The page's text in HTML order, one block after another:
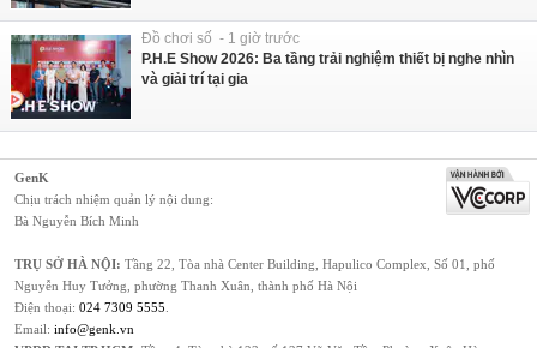
Đồ chơi số - 1 giờ trước
P.H.E Show 2026: Ba tầng trải nghiệm thiết bị nghe nhìn
và giải trí tại gia
GenK
Chịu trách nhiệm quản lý nội dung:
Bà Nguyễn Bích Minh
TRỤ SỞ HÀ NỘI: Tầng 22, Tòa nhà Center Building, Hapulico Complex, Số 01, phố
Nguyễn Huy Tưởng, phường Thanh Xuân, thành phố Hà Nội
Điện thoại: 024 7309 5555
Email: info@genk.vn